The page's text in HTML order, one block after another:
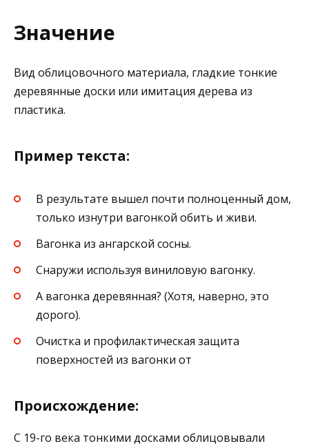
Значение
Вид облицовочного материала, гладкие тонкие
деревянные доски или имитация дерева из
пластика.
Пример текста:
В результате вышел почти полноценный дом,
только изнутри вагонкой обить и живи.
Вагонка из ангарской сосны.
Снаружи используя виниловую вагонку.
А вагонка деревянная? (Хотя, наверно, это
дорого).
Очистка и профилактическая защита
поверхностей из вагонки от
Происхождение:
С 19-го века тонкими досками облицовывали